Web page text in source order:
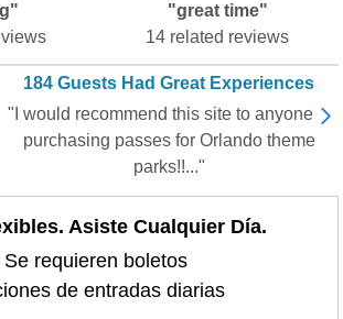
"great time"
14 related reviews
184 Guests Had Great Experiences
"I would recommend this site to anyone
purchasing passes for Orlando theme
parks!!..."
Asiste Cualquier Día.
Se requieren boletos
de entradas diarias